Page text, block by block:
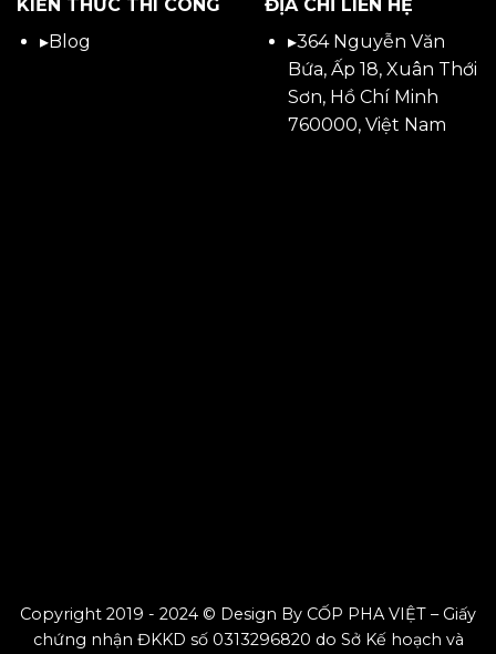
KIẾN THỨC THI CÔNG
▸Blog
ĐỊA CHỈ LIÊN HỆ
▸364 Nguyễn Văn
Bứa, Ấp 18, Xuân Thới
Sơn, Hồ Chí Minh
760000, Việt Nam
Copyright 2019 - 2024 © Design By CỐP PHA VIỆT – Giấy
chứng nhận ĐKKD số 0313296820 do Sở Kế hoạch và